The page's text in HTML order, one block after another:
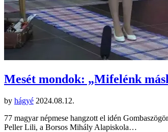
Mesét mondok: „Mifelénk
by hágyé 2024.08.12.
77 magyar népmese hangzott el idén
Peller Lili, a Borsos Mihály Alapiskola…